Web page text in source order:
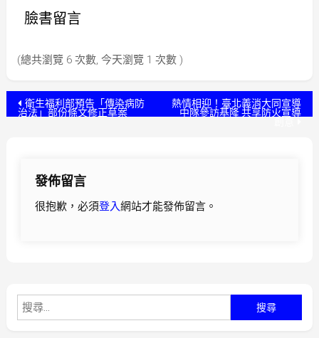
臉書留言
(總共瀏覽 6 次數, 今天瀏覽 1 次數 )
文衛生福利部預告「傳染病防
治法」部份條文修正草案
熱情相迎！臺北義消大同宣導
中隊參訪基隆 共享防火宣導
發佈留言
很抱歉，必須登入網站才能發佈留言。
尋